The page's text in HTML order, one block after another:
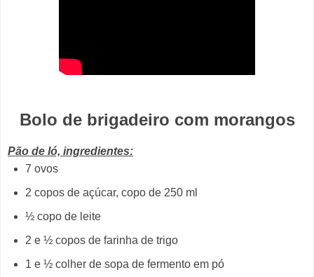
Bolo de brigadeiro com morangos
Pão de ló, ingredientes:
7 ovos
2 copos de açúcar, copo de 250 ml
½ copo de leite
2 e ½ copos de farinha de trigo
1 e ½ colher de sopa de fermento em pó